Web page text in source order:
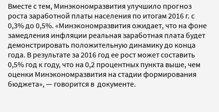
Вместе с тем, Минэкономразвития улучшило прогноз
роста заработной платы населения по итогам 2016 г. с
0,3% до 0,5%. «Минэкономразвития ожидает, что на фоне
замедления инфляции реальная заработная плата будет
демонстрировать положительную динамику до конца
года. В результате за 2016 год ее рост может составить
0,5% год к году, что на 0,2 процентных пункта выше, чем
оценки Минэкономразвития на стадии формирования
бюджета», — говорится в документе.